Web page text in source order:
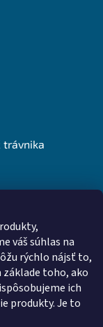
váš súhlas na
rýchlo nájsť to,
základe toho, ako
ich
produkty. Je to
trávnika